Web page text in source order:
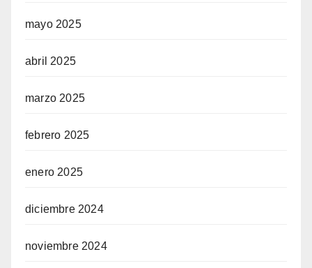
mayo 2025
abril 2025
marzo 2025
febrero 2025
enero 2025
diciembre 2024
noviembre 2024